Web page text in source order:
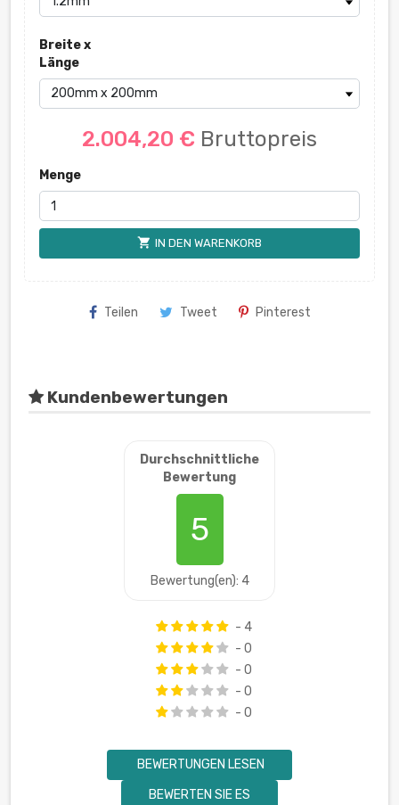
Breite x
Länge
2.004,20 € Bruttopreis
Menge
shopping_cart IN DEN WARENKORB
Teilen Tweet Pinterest
Kundenbewertungen
Durchschnittliche
Bewertung
5
Bewertung(en): 4
- 4
- 0
- 0
- 0
- 0
BEWERTUNGEN LESEN
BEWERTEN SIE ES